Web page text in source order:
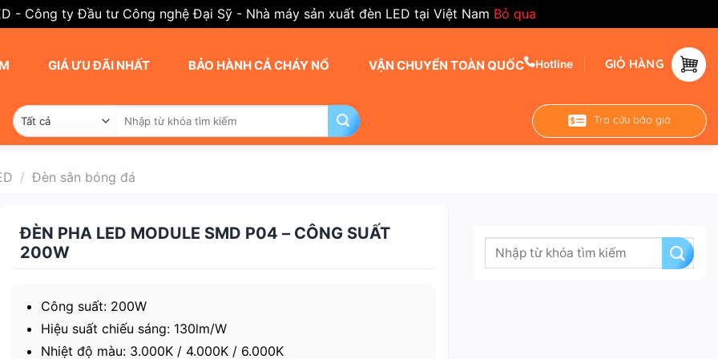
- Công ty Đầu tư Công nghệ Đại Sỹ - Nhà máy sản xuất đèn LED tại Việt Nam Bỏ qua
GIÁ ƯU ĐÃI NHẤT BẢO HÀNH CẢ CHÁY NỔ VẬN CHUYỂN TOÀN QUỐC Hotline GIỎ HÀNG
kiếm:
Tra cứu báo giá
/ Đèn sân bóng đá
ĐÈN PHA LED MODULE SMD P04 – CÔNG SUẤT
200W
Công suất: 200W
Hiệu suất chiếu sáng: 130lm/W
Nhiệt độ màu: 3.000K / 4.000K / 6.000K